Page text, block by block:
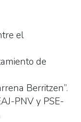
el
de
Berritzen”.
PNV y PSE-